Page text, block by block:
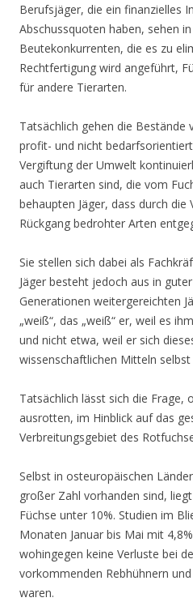
Berufsjäger, die ein finanzielles
Abschussquoten haben, sehen
Beutekonkurrenten, die es zu
Rechtfertigung wird angeführt,
für andere Tierarten.
Tatsächlich gehen die Bestände
profit- und nicht
Vergiftung der Umwelt
auch Tierarten sind, die vom
behaupten Jäger, dass durch
Rückgang bedrohter Arten
Sie stellen sich dabei als
Jäger besteht jedoch aus in
Generationen weitergereichten
„weiß“, das „weiß“ er, weil es
und nicht etwa, weil er sich
wissenschaftlichen Mitteln
Tatsächlich lässt sich die Frage,
ausrotten, im Hinblick auf das
Verbreitungsgebiet des
Selbst in osteuropäischen
großer Zahl vorhanden sind,
Füchse unter 10%. Studien im
Monaten Januar bis Mai mit
wohingegen keine Verluste bei
vorkommenden Rebhühnern
waren.